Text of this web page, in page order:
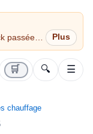
passées
🛒 🔍 ☰
chauffage